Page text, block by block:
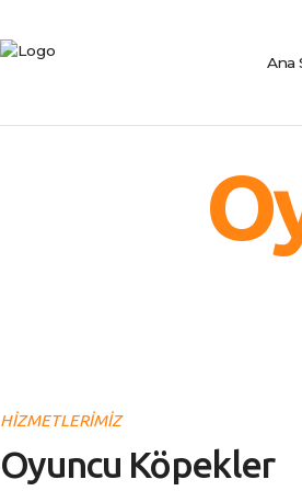
Ana
HİZMETLERİMİZ
Oyuncu Köpekler